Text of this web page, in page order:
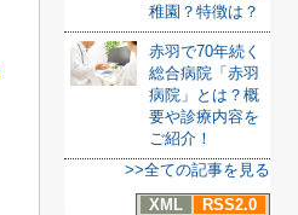
稚園？特徴は？
赤羽で70年続く
総合病院「赤羽
病院」とは？概
要や診療内容を
ご紹介！
>>全ての記事を見る
XML
RSS2.0